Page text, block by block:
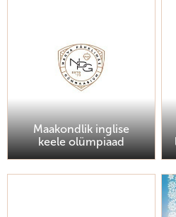
Maakondlik inglise
keele olümpiaad